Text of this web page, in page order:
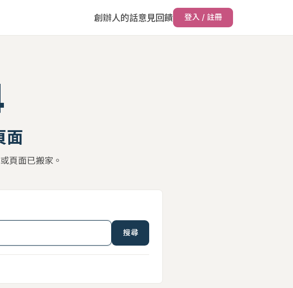
創辦人的話意見回饋 登入 / 註冊
面
頁面已搬家。
搜尋